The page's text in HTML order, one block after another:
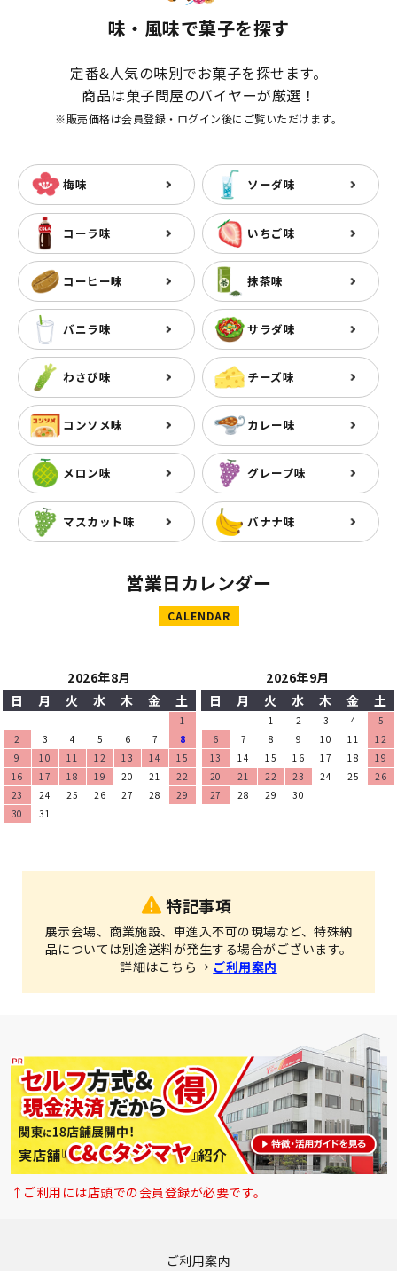
味・風味で菓子を探す
定番&人気の味別でお菓子を探せます。
商品は菓子問屋のバイヤーが厳選！
※販売価格は会員登録・ログイン後にご覧いただけます。
梅味 ソーダ味
コーラ味 いちご味
コーヒー味 抹茶味
バニラ味 サラダ味
わさび味 チーズ味
コンソメ味 カレー味
メロン味 グレープ味
マスカット味 バナナ味
営業日カレンダー
CALENDAR
2026年8月
日
月 火 水 木 金 土
1
2
3 4 5 6 7
8
9
10 11 12 13 14
15
16
17 18 19 20 21
22
23
24 25 26 27 28
29
30
31
2026年9月
日
月 火 水 木 金 土
1 2 3 4
5
6
7 8 9 10 11
12
13
14 15 16 17 18
19
20
21 22 23 24 25
26
27
28 29 30
特記事項
展示会場、商業施設、車進入不可の現場など、特殊納
品については別途送料が発生する場合がございます。
詳細はこちら→ ご利用案内
↑ご利用には店頭での会員登録が必要です。
ご利用案内